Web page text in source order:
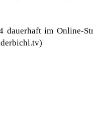
dauerhaft im Online-